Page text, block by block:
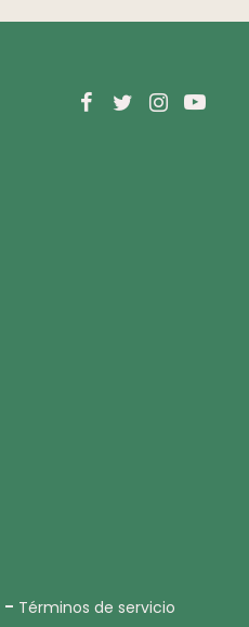
- Términos de servicio